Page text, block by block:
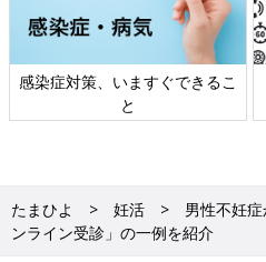
感染症対策、いますぐできるこ
と
たまひよ 妊活
男性不妊
ンライン受診」の一例を紹介